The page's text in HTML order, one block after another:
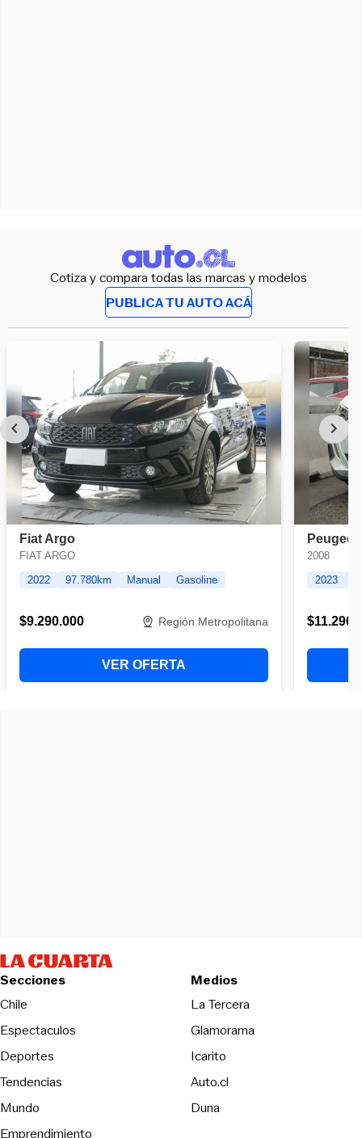
Cotiza y compara todas las marcas y modelos
PUBLICA TU AUTO ACÁ
Secciones
Chile
Espectaculos
Deportes
Tendencias
Mundo
Emprendimiento
Medios
La TerceraOpens in new
Glamorama
Icarito
Auto.cl
DunaOpens in new window